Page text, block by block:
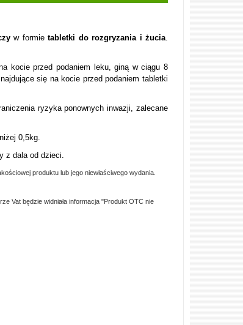
w formietabletki do rozgryzania i żucia.
kocie przed podaniem leku, giną w ciągu 8
się na kocie przed podaniem tabletki
ryzyka ponownych inwazji, zalecane
0,5kg.
z dala od dzieci.
produktu lub jego niewłaściwego wydania.
Vat będzie widniała informacja "Produkt OTC nie